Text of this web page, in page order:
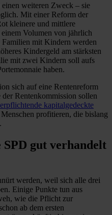
weiteren Zweck – sie
Mit einer Reform der
kleinere und mittlere
Volumen von jährlich
mit Kindern werden
Kindergeld am stärksten
mit zwei Kindern soll aufs
haben.
sich auf eine Rentenreform
Rentenkommission sollen
kapitalgedeckte
profitieren, die bislang
gut verhandelt
werden, weil sich alle drei
Einige Punkte tun aus
wie die Pflicht zur
ab dem ersten